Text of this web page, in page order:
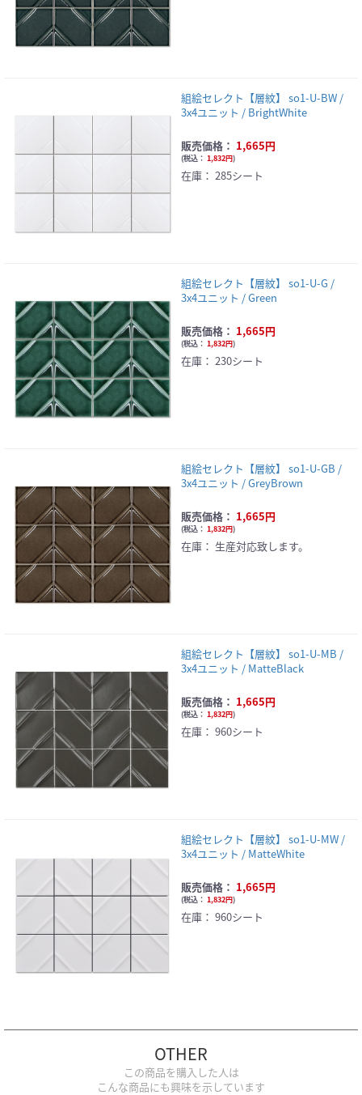
組絵セレクト【層紋】 so1-U-BW /
3x4ユニット / BrightWhite
販売価格： 1,665円
(税込： 1,832円)
在庫： 285シート
組絵セレクト【層紋】 so1-U-G /
3x4ユニット / Green
販売価格： 1,665円
(税込： 1,832円)
在庫： 230シート
組絵セレクト【層紋】 so1-U-GB /
3x4ユニット / GreyBrown
販売価格： 1,665円
(税込： 1,832円)
在庫： 生産対応致します。
組絵セレクト【層紋】 so1-U-MB /
3x4ユニット / MatteBlack
販売価格： 1,665円
(税込： 1,832円)
在庫： 960シート
組絵セレクト【層紋】 so1-U-MW /
3x4ユニット / MatteWhite
販売価格： 1,665円
(税込： 1,832円)
在庫： 960シート
OTHER
この商品を購入した人は
こんな商品にも興味を示しています